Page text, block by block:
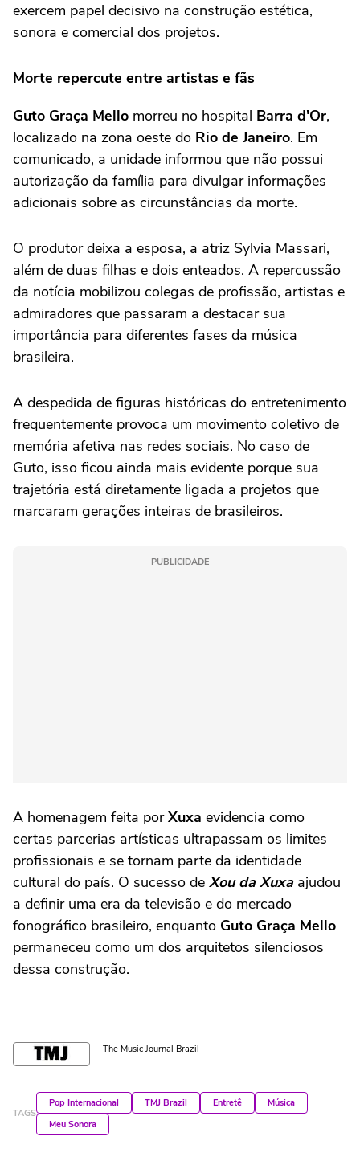
exercem papel decisivo na construção estética,
sonora e comercial dos projetos.
Morte repercute entre artistas e fãs
Guto Graça Mello morreu no hospital Barra d'Or,
localizado na zona oeste do Rio de Janeiro. Em
comunicado, a unidade informou que não possui
autorização da família para divulgar informações
adicionais sobre as circunstâncias da morte.
O produtor deixa a esposa, a atriz Sylvia Massari,
além de duas filhas e dois enteados. A repercussão
da notícia mobilizou colegas de profissão, artistas e
admiradores que passaram a destacar sua
importância para diferentes fases da música
brasileira.
A despedida de figuras históricas do entretenimento
frequentemente provoca um movimento coletivo de
memória afetiva nas redes sociais. No caso de
Guto, isso ficou ainda mais evidente porque sua
trajetória está diretamente ligada a projetos que
marcaram gerações inteiras de brasileiros.
PUBLICIDADE
A homenagem feita porXuxa evidencia como
certas parcerias artísticas ultrapassam os limites
profissionais e se tornam parte da identidade
cultural do país. O sucesso de Xou da Xuxaajudou
a definir uma era da televisão e do mercado
fonográfico brasileiro, enquanto Guto Graça Mello
permaneceu como um dos arquitetos silenciosos
dessa construção.
The Music Journal Brazil
TAGS
Pop Internacional TMJ Brazil Entretê
Música
Meu Sonora